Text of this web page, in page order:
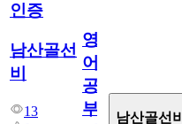
인증
남산골선
비
13
영
어
공
부
남산골선비